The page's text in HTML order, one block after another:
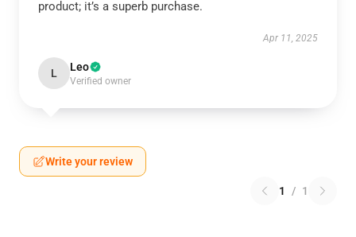
product; it’s a superb purchase.
Apr 11, 2025
L Leo
Verified owner
Write your review
1 / 1